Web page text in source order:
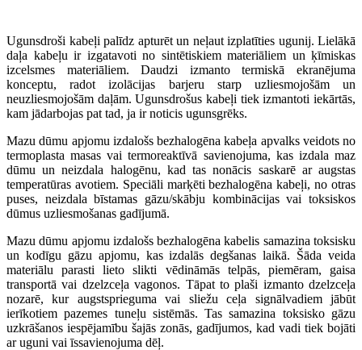
Ugunsdroši kabeļi palīdz apturēt un neļaut izplatīties ugunij. Lielākā
daļa kabeļu ir izgatavoti no sintētiskiem materiāliem un ķīmiskas
izcelsmes materiāliem. Daudzi izmanto termiskā ekranējuma
konceptu, radot izolācijas barjeru starp uzliesmojošām un
neuzliesmojošām daļām. Ugunsdrošus kabeļi tiek izmantoti iekārtās,
kam jādarbojas pat tad, ja ir noticis ugunsgrēks.
Mazu dūmu apjomu izdalošs bezhalogēna kabeļa apvalks veidots no
termoplasta masas vai termoreaktīvā savienojuma, kas izdala maz
dūmu un neizdala halogēnu, kad tas nonācis saskarē ar augstas
temperatūras avotiem. Speciāli marķēti bezhalogēna kabeļi, no otras
puses, neizdala bīstamas gāzu/skābju kombinācijas vai toksiskos
dūmus uzliesmošanas gadījumā.
Mazu dūmu apjomu izdalošs bezhalogēna kabelis samazina toksisku
un kodīgu gāzu apjomu, kas izdalās degšanas laikā. Šāda veida
materiālu parasti lieto slikti vēdināmās telpās, piemēram, gaisa
transportā vai dzelzceļa vagonos. Tāpat to plaši izmanto dzelzceļa
nozarē, kur augstsprieguma vai sliežu ceļa signālvadiem jābūt
ierīkotiem pazemes tuneļu sistēmās. Tas samazina toksisko gāzu
uzkrāšanos iespējamību šajās zonās, gadījumos, kad vadi tiek bojāti
ar uguni vai īssavienojuma dēļ.